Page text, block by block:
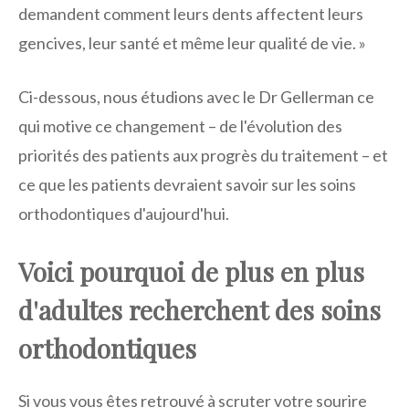
demandent comment leurs dents affectent leurs
gencives, leur santé et même leur qualité de vie. »
Ci-dessous, nous étudions avec le Dr Gellerman ce
qui motive ce changement – ​​de l'évolution des
priorités des patients aux progrès du traitement – ​​et
ce que les patients devraient savoir sur les soins
orthodontiques d'aujourd'hui.
Voici pourquoi de plus en plus
d'adultes recherchent des soins
orthodontiques
Si vous vous êtes retrouvé à scruter votre sourire